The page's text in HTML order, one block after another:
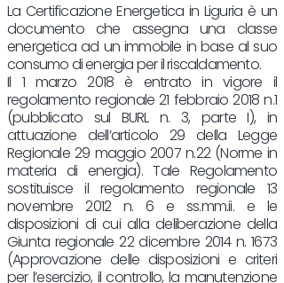
La Certificazione Energetica in Liguria è un
documento che assegna una classe
energetica ad un immobile in base al suo
consumo di energia per il riscaldamento.
Il 1 marzo 2018 è entrato in vigore il
regolamento regionale 21 febbraio 2018 n.1
(pubblicato sul BURL n. 3, parte I), in
attuazione dell’articolo 29 della Legge
Regionale 29 maggio 2007 n.22 (Norme in
materia di energia). Tale Regolamento
sostituisce il regolamento regionale 13
novembre 2012 n. 6 e ss.mm.ii. e le
disposizioni di cui alla deliberazione della
Giunta regionale 22 dicembre 2014 n. 1673
(Approvazione delle disposizioni e criteri
per l’esercizio, il controllo, la manutenzione